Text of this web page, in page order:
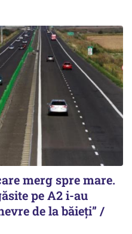
merg spre mare.
pe A2 i-au
de la băieți” /